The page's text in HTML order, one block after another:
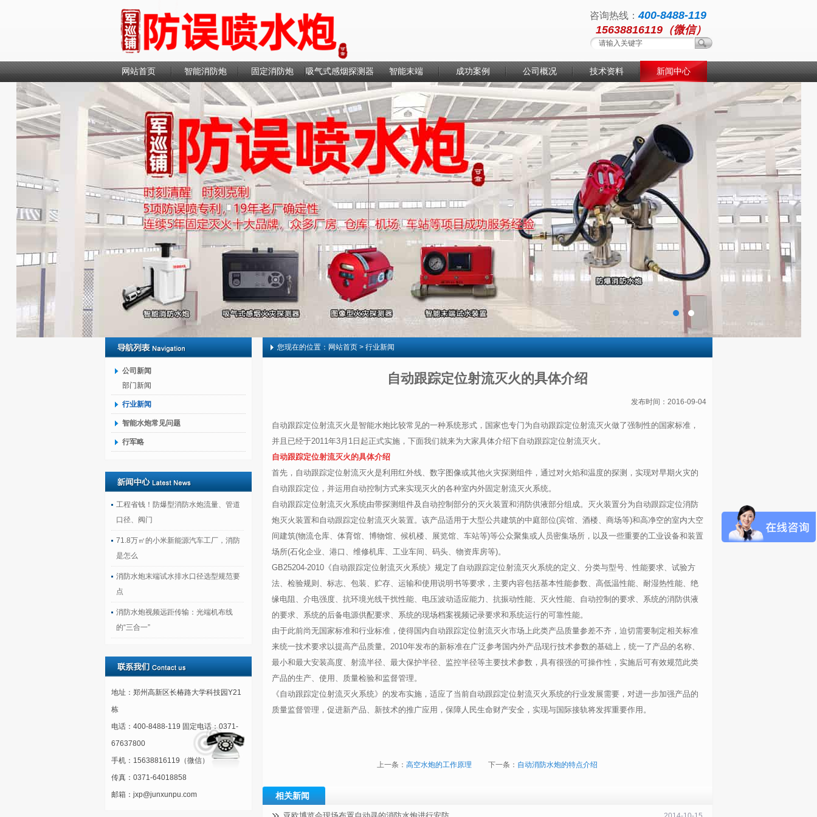
咨询热线：400-8488-119
15638816119（微信）
网站首页 智能消防炮 固定消防炮 吸气式感烟探测器 智能末端 成功案例 公司概况 技术资料 新闻中心
联系我们
公司新闻
部门新闻
行业新闻
智能水炮常见问题
行军略
工程省钱！防爆型消防水炮流量、管道
口径、阀门
71.8万㎡的小米新能源汽车工厂，消防
是怎么
消防水炮末端试水排水口径选型规范要
点
消防水炮视频远距传输：光端机布线
的“三合一”
地址：郑州高新区长椿路大学科技园Y21
栋
电话：400-8488-119 固定电话：0371-
67637800
手机：15638816119（微信）
传真：0371-64018858
邮箱：jxp@junxunpu.com
您现在的位置： 网站首页> 行业新闻
自动跟踪定位射流灭火的具体介绍
发布时间：2016-09-04
自动跟踪定位射流灭火是智能水炮比较常见的一种系统形式，国家也专门为自动跟踪定位射流灭火做了强制性的国家标准，
并且已经于2011年3月1日起正式实施，下面我们就来为大家具体介绍下自动跟踪定位射流灭火。
自动跟踪定位射流灭火的具体介绍
首先，自动跟踪定位射流灭火是利用红外线、数字图像或其他火灾探测组件，通过对火焰和温度的探测，实现对早期火灾的
自动跟踪定位，并运用自动控制方式来实现灭火的各种室内外固定射流灭火系统。
自动跟踪定位射流灭火系统由带探测组件及自动控制部分的灭火装置和消防供液部分组成。灭火装置分为自动跟踪定位消防
炮灭火装置和自动跟踪定位射流灭火装置。该产品适用于大型公共建筑的中庭部位(宾馆、酒楼、商场等)和高净空的室内大空
间建筑(物流仓库、体育馆、博物馆、候机楼、展览馆、车站等)等公众聚集或人员密集场所，以及一些重要的工业设备和装置
场所(石化企业、港口、维修机库、工业车间、码头、物资库房等)。
GB25204-2010《自动跟踪定位射流灭火系统》规定了自动跟踪定位射流灭火系统的定义、分类与型号、性能要求、试验方
法、检验规则、标志、包装、贮存、运输和使用说明书等要求，主要内容包括基本性能参数、高低温性能、耐湿热性能、绝
缘电阻、介电强度、抗环境光线干扰性能、电压波动适应能力、抗振动性能、灭火性能、自动控制的要求、系统的消防供液
的要求、系统的后备电源供配要求、系统的现场档案视频记录要求和系统运行的可靠性能。
由于此前尚无国家标准和行业标准，使得国内自动跟踪定位射流灭火市场上此类产品质量参差不齐，迫切需要制定相关标准
来统一技术要求以提高产品质量。2010年发布的新标准在广泛参考国内外产品现行技术参数的基础上，统一了产品的名称、
最小和最大安装高度、射流半径、最大保护半径、监控半径等主要技术参数，具有很强的可操作性，实施后可有效规范此类
产品的生产、使用、质量检验和监督管理。
《自动跟踪定位射流灭火系统》的发布实施，适应了当前自动跟踪定位射流灭火系统的行业发展需要，对进一步加强产品的
质量监督管理，促进新产品、新技术的推广应用，保障人民生命财产安全，实现与国际接轨将发挥重要作用。
上一条： 高空水炮的工作原理 下一条： 自动消防水炮的特点介绍
相关新闻